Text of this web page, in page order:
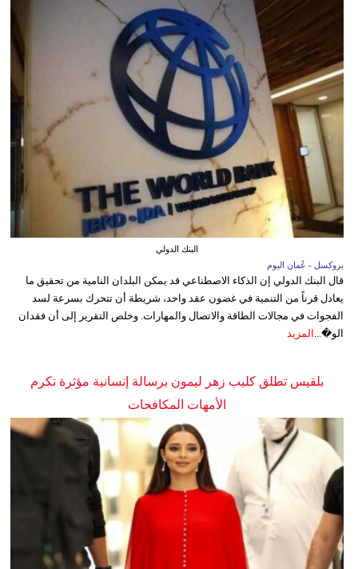
البنك الدولي
بروكسل - عُمان اليوم
قال البنك الدولي إن الذكاء الاصطناعي قد يمكن البلدان النامية من تحقيق ما
يعادل قرناً من التنمية في غضون عقد واحد، شريطة أن تتحرك بسرعة لسد
الفجوات في مجالات الطاقة والاتصال والمهارات. وخلص التقرير إلى أن فقدان
الو�... المزيد
بلقيس تطلق كليب زهر ليمون برسالة إنسانية مؤثرة تكرم
الأمهات المكافحات